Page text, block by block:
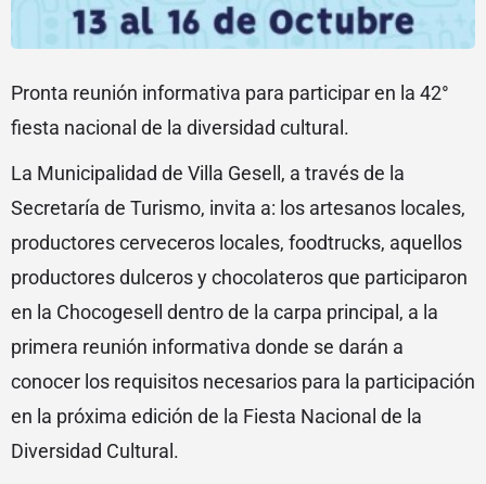
Pronta reunión informativa para participar en la 42°
fiesta nacional de la diversidad cultural.
La Municipalidad de Villa Gesell, a través de la
Secretaría de Turismo, invita a: los artesanos locales,
productores cerveceros locales, foodtrucks, aquellos
productores dulceros y chocolateros que participaron
en la Chocogesell dentro de la carpa principal, a la
primera reunión informativa donde se darán a
conocer los requisitos necesarios para la participación
en la próxima edición de la Fiesta Nacional de la
Diversidad Cultural.